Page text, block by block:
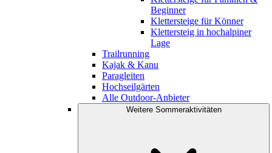
Beginner
Klettersteige für Könner
Klettersteig in hochalpiner
Lage
Trailrunning
Kajak & Kanu
Paragleiten
Hochseilgärten
Alle Outdoor-Anbieter
Weitere Sommeraktivitäten